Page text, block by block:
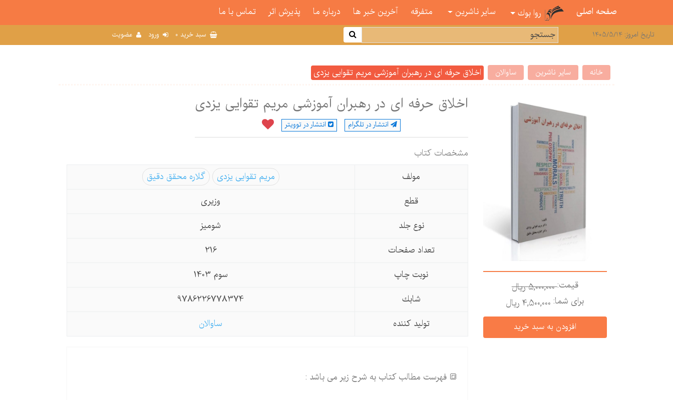
صفحه اصلی روا بوك سایر ناشرین متفرقه آخرین خبر ها درباره ما پذیرش اثر تماس با ما
تاریخ امروز: 1405/5/14 سبد خرید 0 ورود عضویت
خانه سایر ناشرین ساوالان اخلاق حرفه ای در رهبران آموزشی مریم تقوایی یزدی
قیمت:5,000,000 ريال
برای شما: 4,500,000 ريال
اخلاق حرفه ای در رهبران آموزشی مریم تقوایی یزدی
انتشار در تلگرام انتشار در توویتر
مشخصات كتاب
مولف
مریم تقوایی یزدی
گلاره محقق دقیق
قطع
وزیری
نوع جلد
شومیز
تعداد صفحات
216
نوبت چاپ
سوم 1403
شابك
9786226778374
تولید كننده
ساوالان
🔳 فهرست مطالب کتاب به شرح زیر می باشد :